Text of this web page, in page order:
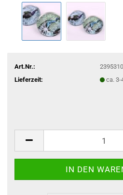
Art.Nr.:
Lieferzeit:
ca. 3-